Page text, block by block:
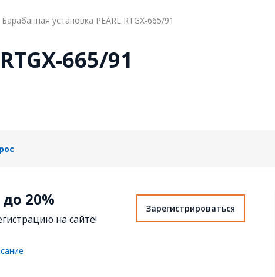
Барабанная установка PEARL RTGX-665/91
665/91
20%
на сайте!
Зарегистрироваться